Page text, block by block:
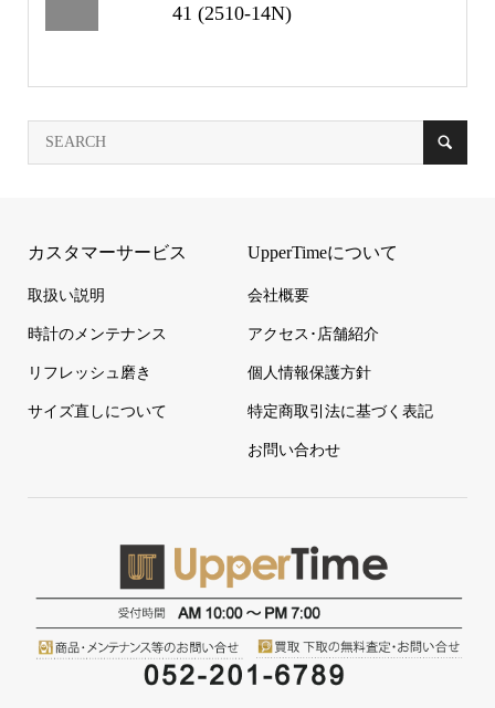
41 (2510-14N)
カスタマーサービス
取扱い説明
時計のメンテナンス
リフレッシュ磨き
サイズ直しについて
UpperTimeについて
会社概要
アクセス･店舗紹介
個人情報保護方針
特定商取引法に基づく表記
お問い合わせ